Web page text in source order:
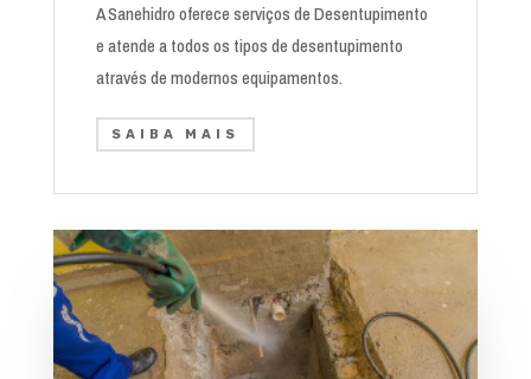
A Sanehidro oferece serviços de Desentupimento
e atende a todos os tipos de desentupimento
através de modernos equipamentos.
SAIBA MAIS